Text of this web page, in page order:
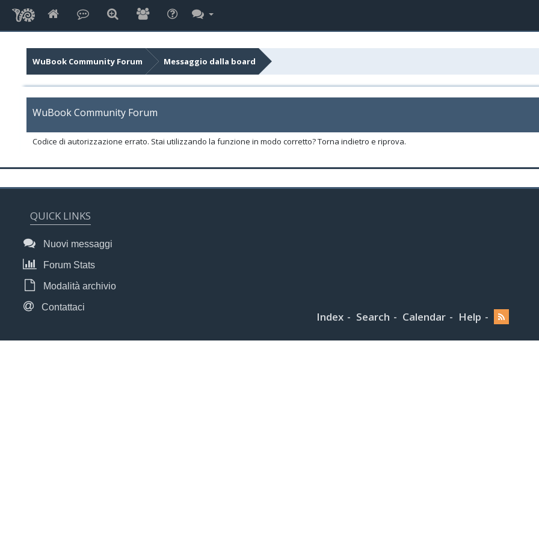
WuBook Community Forum Messaggio dalla board
WuBook Community Forum
Codice di autorizzazione errato. Stai utilizzando la funzione in modo corretto? Torna indietro e riprova.
QUICK LINKS
Nuovi messaggi
Forum Stats
Modalità archivio
Contattaci
Index Search Calendar Help